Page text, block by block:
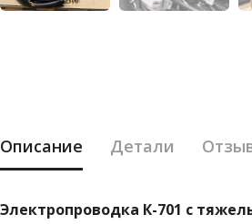
Описание Детали
Электропроводка К-701 с